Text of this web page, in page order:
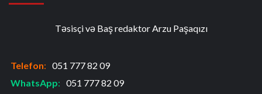
Təsisçi və Baş redaktor Arzu Paşaqızı
Telefon: 051 777 82 09
WhatsApp: 051 777 82 09